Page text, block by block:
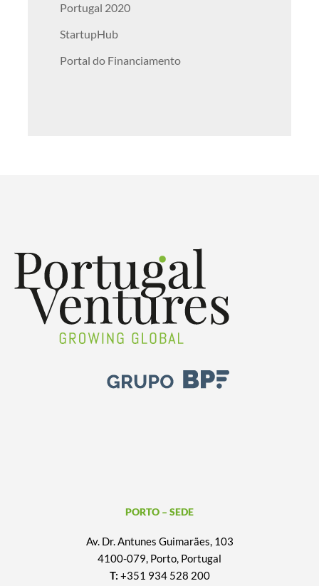
Portugal 2020
StartupHub
Portal do Financiamento
PORTO – SEDE
Av. Dr. Antunes Guimarães, 103
4100-079, Porto, Portugal
T: +351 934 528 200